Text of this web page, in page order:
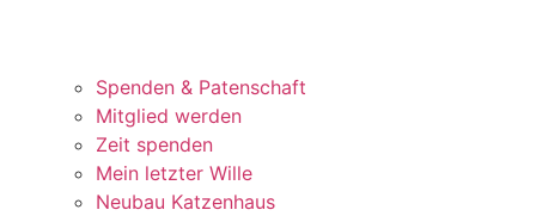
Spenden & Patenschaft
Mitglied werden
Zeit spenden
Mein letzter Wille
Neubau Katzenhaus